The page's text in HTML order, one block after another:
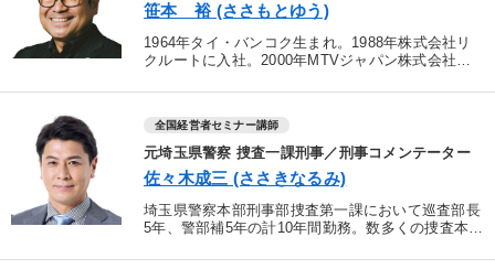
笹本 裕 (ささもとゆう)
1964年タイ・バンコク生まれ。1988年株式会社リ
クルートに入社。2000年MTVジャパン株式会社取
に就任。07年マイクロソフト株式会社執行役員に...
全国経営者セミナー講師
元埼玉県警察 捜査一課刑事／刑事コメンテーター
佐々木成三 (ささきなるみ)
埼玉県警察本部刑事部捜査第一課において巡査部長
5年、警部補5年の計10年間勤務。数多くの捜査本部
査関係者からの情報収集、被害者対策、遺族担当を